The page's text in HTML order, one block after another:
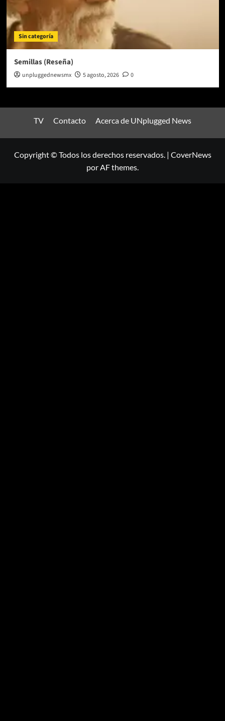
Sin categoría
Semillas (Reseña)
unpluggednewsmx 5 agosto, 2026 0
TV Contacto Acerca de UNplugged News
Copyright © Todos los derechos reservados. | CoverNews
por AF themes.